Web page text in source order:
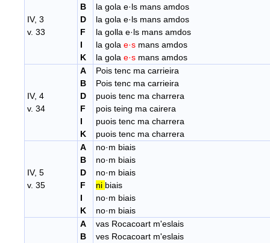
IV, 3
v. 33
B
D
F
I
K
la gola e·ls mans amdos
la gola e·ls mans amdos
la golla e·ls mans amdos
la gola e·s mans amdos
la gola e·s mans amdos
IV, 4
v. 34
A
B
D
F
I
K
Pois tenc ma carrieira
Pois tenc ma carrieira
puois tenc ma charrera
pois teing ma cairera
puois tenc ma charrera
puois tenc ma charrera
IV, 5
v. 35
A
B
D
F
I
K
no·m biais
no·m biais
no·m biais
ni biais
no·m biais
no·m biais
A
B
vas Rocacoart m'eslais
ves Rocacoart m'eslais